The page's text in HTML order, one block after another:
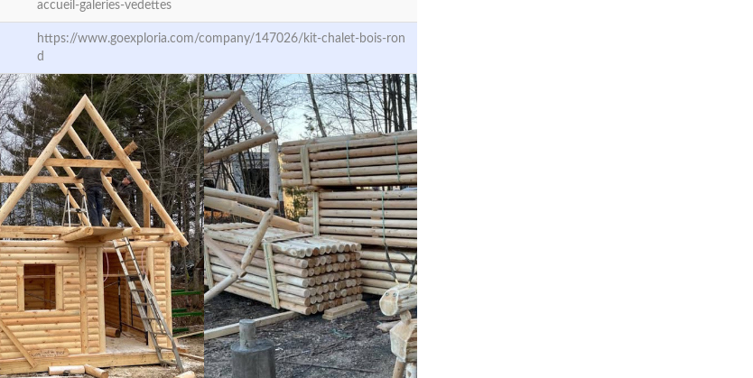
accueil-galeries-vedettes
https://www.goexploria.com/company/147026/kit-chalet-bois-ron
d